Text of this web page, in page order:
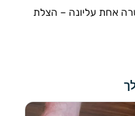
אחת עליונה – הצלת